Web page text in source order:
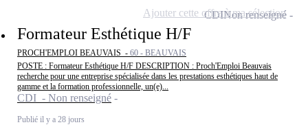
Formateur Esthétique H/F
PROCH'EMPLOI BEAUVAIS - 60 - BEAUVAIS
POSTE : Formateur Esthétique H/F DESCRIPTION : Proch'Emploi Beauvais
recherche pour une entreprise spécialisée dans les prestations esthétiques haut de
gamme et la formation professionnelle, un(e)...
CDI - Non renseigné
Publié il y a 28 jours
CDINon renseigné
Ajouter cette offre à ma sélection